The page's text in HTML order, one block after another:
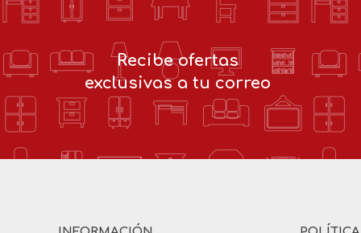
Recibe ofertas
exclusivas a tu correo